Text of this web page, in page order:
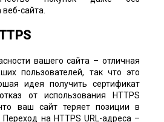
сайта.
вашего сайта – отличная
пользователей, так что это
идея получить сертификат
от использования HTTPS
ваш сайт теряет позиции в
Переход на HTTPS URL-адреса –